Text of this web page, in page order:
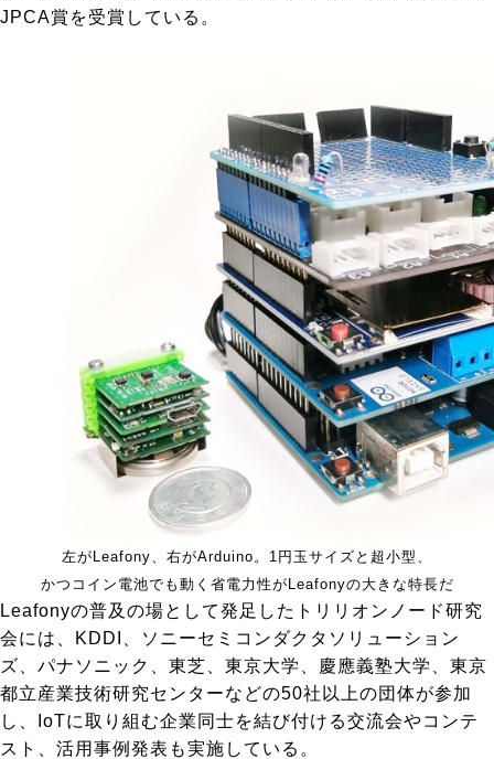
JPCA賞を受賞している。
左がLeafony、右がArduino。1円玉サイズと超小型、
かつコイン電池でも動く省電力性がLeafonyの大きな特長だ
Leafonyの普及の場として発足したトリリオンノード研究
会には、KDDI、ソニーセミコンダクタソリューション
ズ、パナソニック、東芝、東京大学、慶應義塾大学、東京
都立産業技術研究センターなどの50社以上の団体が参加
し、IoTに取り組む企業同士を結び付ける交流会やコンテ
スト、活用事例発表も実施している。